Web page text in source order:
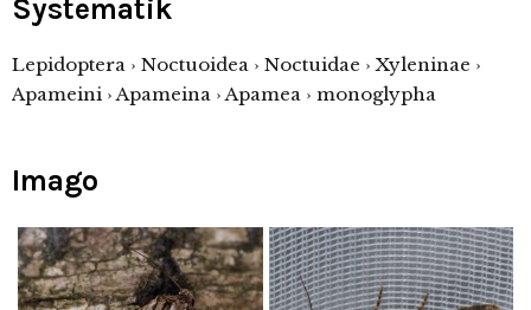
Systematik
Lepidoptera › Noctuoidea › Noctuidae › Xyleninae ›
Apameini › Apameina › Apamea › monoglypha
Imago